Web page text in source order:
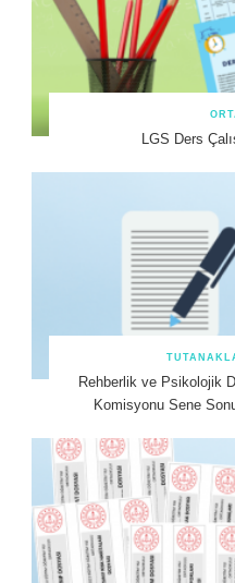
LGS Ders
Rehberlik ve Psikolojik
Komisyonu Sene